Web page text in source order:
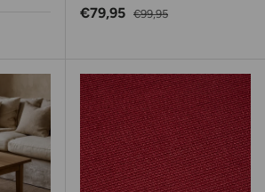
Alennushinta
€79,95 Normaalihinta
€99,95